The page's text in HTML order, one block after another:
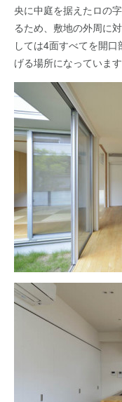
央に中庭を据えたロの
るため、敷地の外周に
しては4面すべてを開
げる場所になっています